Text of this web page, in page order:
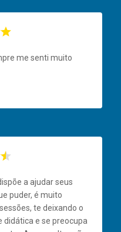
me senti muito
a ajudar seus
puder, é muito
te deixando o
didática e se preocupa